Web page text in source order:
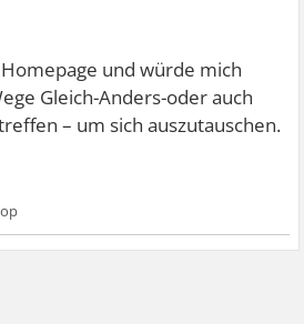
und würde mich
Gleich-Anders-oder auch
– um sich auszutauschen.